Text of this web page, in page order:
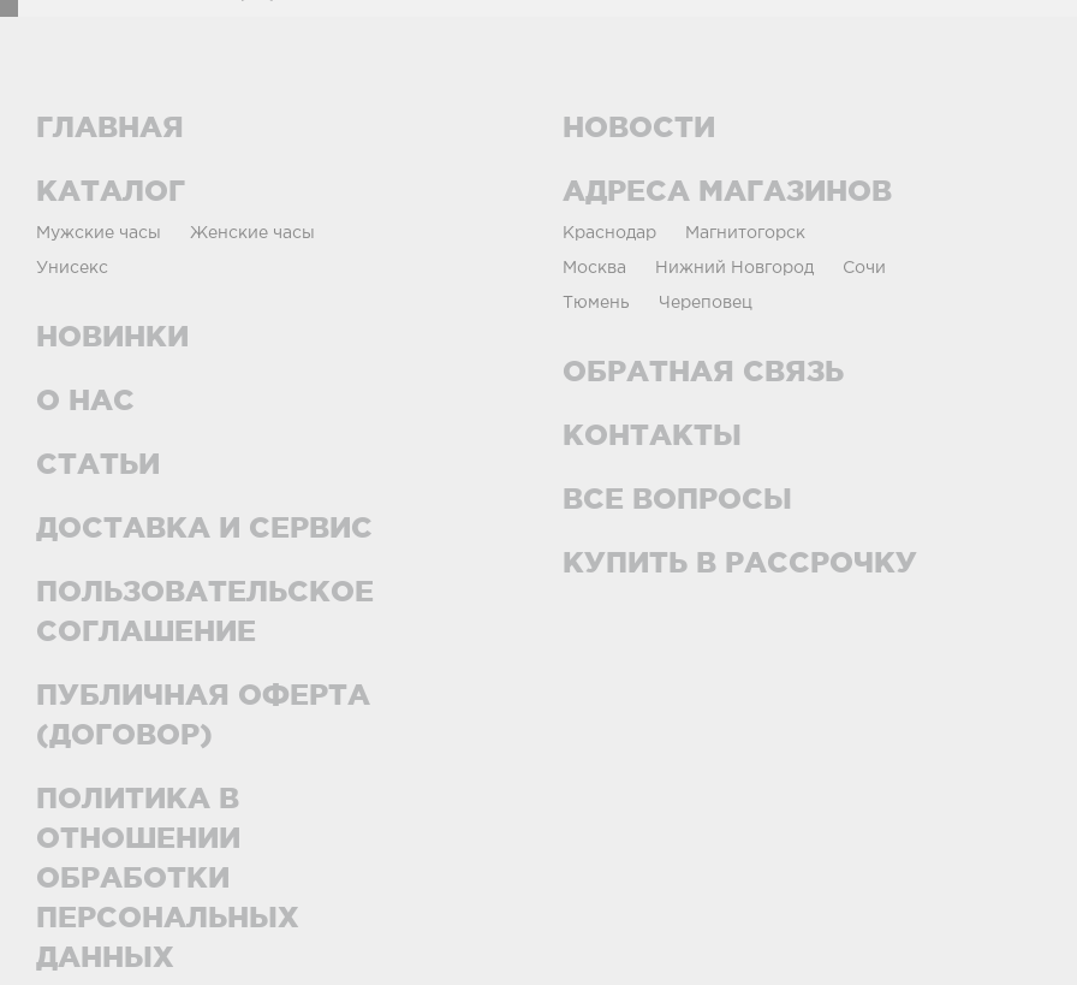
ГЛАВНАЯ
КАТАЛОГ
Мужские часы Женские часы
Унисекс
НОВИНКИ
О НАС
СТАТЬИ
ДОСТАВКА И СЕРВИС
ПОЛЬЗОВАТЕЛЬСКОЕ
СОГЛАШЕНИЕ
ПУБЛИЧНАЯ ОФЕРТА
(ДОГОВОР)
ПОЛИТИКА В
ОТНОШЕНИИ
ОБРАБОТКИ
ПЕРСОНАЛЬНЫХ
ДАННЫХ
НОВОСТИ
АДРЕСА МАГАЗИНОВ
Краснодар Магнитогорск
Москва Нижний Новгород Сочи
Тюмень Череповец
ОБРАТНАЯ СВЯЗЬ
КОНТАКТЫ
ВСЕ ВОПРОСЫ
КУПИТЬ В РАССРОЧКУ